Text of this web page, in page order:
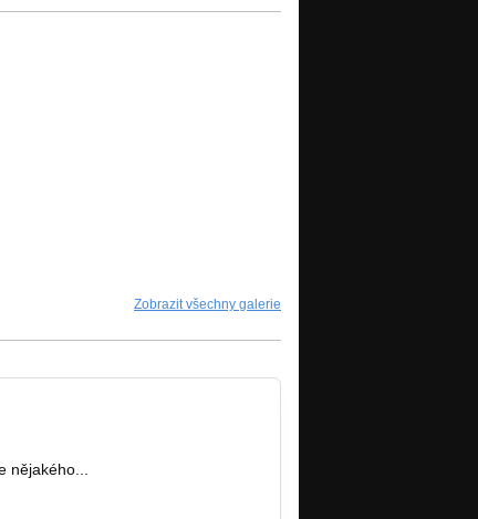
Zobrazit všechny galerie